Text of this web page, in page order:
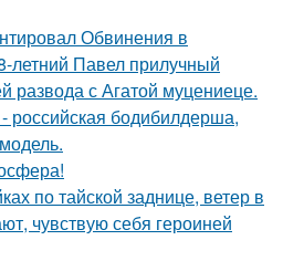
Обвинения в
Павел прилучный
развода с Агатой муцениеце.
российская бодибилдерша,
по тайской заднице, ветер в
чувствую себя героиней